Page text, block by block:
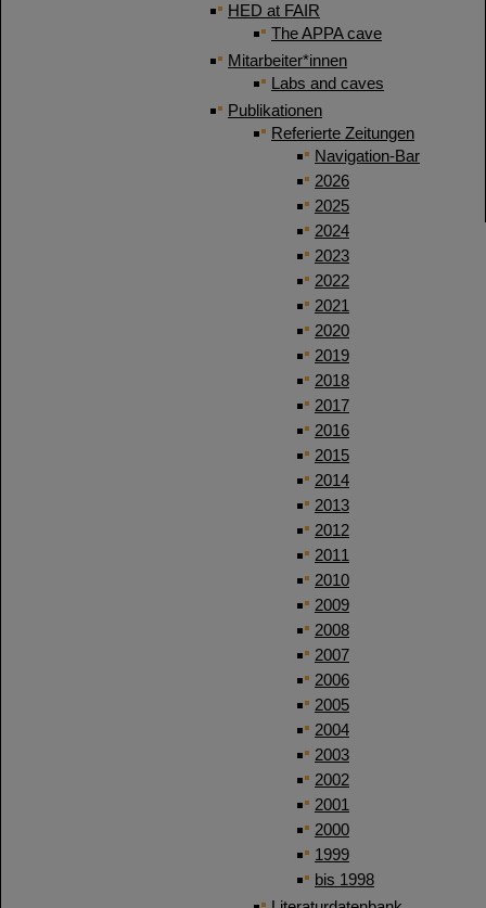
HED at FAIR
The APPA cave
Mitarbeiter*innen
Labs and caves
Publikationen
Referierte Zeitungen
Navigation-Bar
2026
2025
2024
2023
2022
2021
2020
2019
2018
2017
2016
2015
2014
2013
2012
2011
2010
2009
2008
2007
2006
2005
2004
2003
2002
2001
2000
1999
bis 1998